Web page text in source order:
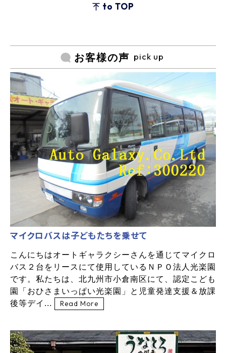
to TOP
お客様の声 pick up
マイクロバスは子どもたちを乗せて
こんにちはオートギャラクシーさんを通じてマイクロ
バス２台をリースにて使用しているＮＰＯ法人光楽園
です。私たちは、北九州市小倉南区にて、認定こども
園「おひさまいっぱい光楽園」と児童発達支援＆放課
後等デイ...
Read More